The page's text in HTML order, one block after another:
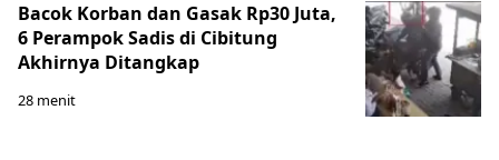
Bacok Korban dan Gasak Rp30 Juta,
6 Perampok Sadis di Cibitung
Akhirnya Ditangkap
28 menit